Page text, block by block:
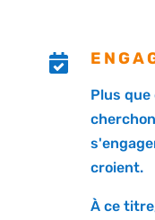

Plus que
croient.
À ce